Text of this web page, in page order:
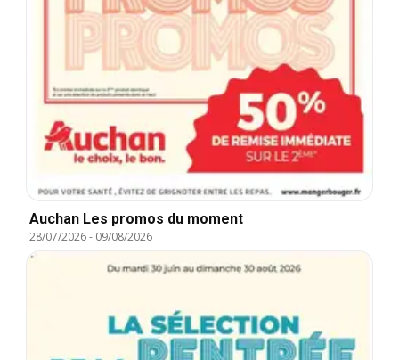
Auchan Les promos du moment
28/07/2026- 09/08/2026